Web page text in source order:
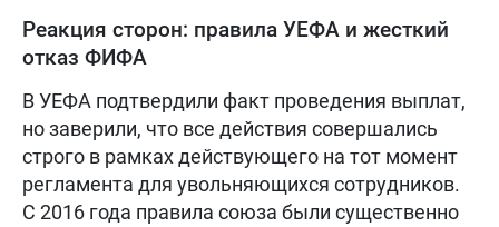
Реакция сторон: правила УЕФА и жесткий
отказ ФИФА
В УЕФА подтвердили факт проведения выплат,
но заверили, что все действия совершались
строго в рамках действующего на тот момент
регламента для увольняющихся сотрудников.
С 2016 года правила союза были существенно